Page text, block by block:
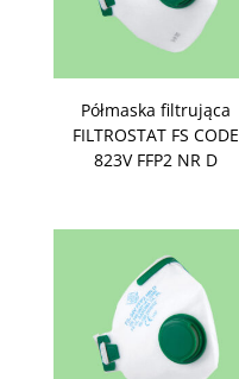
Półmaska filtrująca
FILTROSTAT FS CODE
823V FFP2 NR D